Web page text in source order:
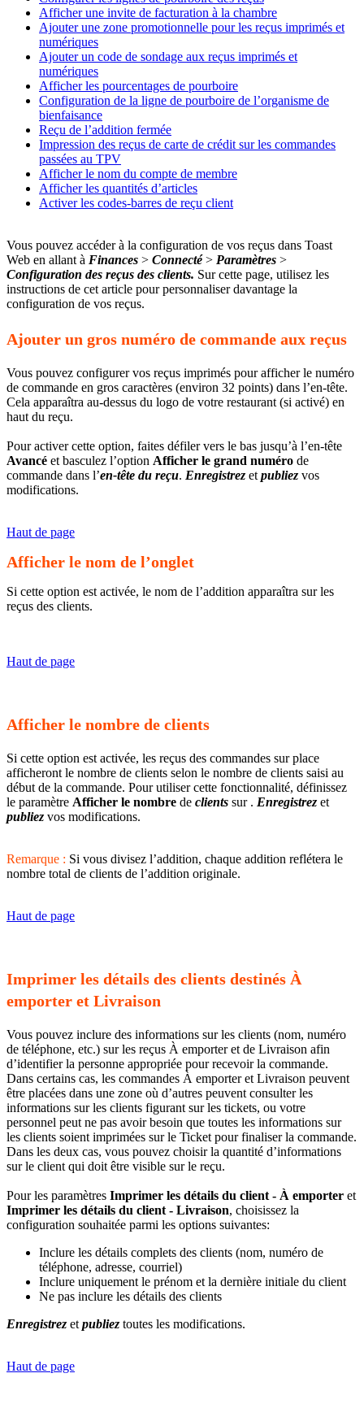
Afficher une invite de facturation à la chambre
Ajouter une zone promotionnelle pour les reçus imprimés et
numériques
Ajouter un code de sondage aux reçus imprimés et
numériques
Afficher les pourcentages de pourboire
Configuration de la ligne de pourboire de l’organisme de
bienfaisance
Reçu de l’addition fermée
Impression des reçus de carte de crédit sur les commandes
passées au TPV
Afficher le nom du compte de membre
Afficher les quantités d’articles
Activer les codes-barres de reçu client
Vous pouvez accéder à la configuration de vos reçus dans Toast
Web en allant à Finances > Connecté> Paramètres >
Configuration des reçus des clients. Sur cette page, utilisez les
instructions de cet article pour personnaliser davantage la
configuration de vos reçus.
Ajouter un gros numéro de commande aux reçus
Vous pouvez configurer vos reçus imprimés pour afficher le numéro
de commande en gros caractères (environ 32 points) dans l’en-tête.
Cela apparaîtra au-dessus du logo de votre restaurant (si activé) en
haut du reçu.
Pour activer cette option, faites défiler vers le bas jusqu’à l’en-tête
Avancé et basculez l’option Afficher le grand numéro de
commande dans l’en-tête du reçu. Enregistrez et publiez vos
modifications.
Haut de page
Afficher le nom de l’onglet
Si cette option est activée, le nom de l’addition apparaîtra sur les
reçus des clients.
Haut de page
Afficher le nombre de clients
Si cette option est activée, les reçus des commandes sur place
afficheront le nombre de clients selon le nombre de clients saisi au
début de la commande. Pour utiliser cette fonctionnalité, définissez
le paramètre Afficher le nombre de clients sur . Enregistrez et
publiez vos modifications.
Remarque : Si vous divisez l’addition, chaque addition reflétera le
nombre total de clients de l’addition originale.
Haut de page
Imprimer les détails des clients destinés À
emporter et Livraison
Vous pouvez inclure des informations sur les clients (nom, numéro
de téléphone, etc.) sur les reçus À emporter et de Livraison afin
d’identifier la personne appropriée pour recevoir la commande.
Dans certains cas, les commandes À emporter et Livraison peuvent
être placées dans une zone où d’autres peuvent consulter les
informations sur les clients figurant sur les tickets, ou votre
personnel peut ne pas avoir besoin que toutes les informations sur
les clients soient imprimées sur le Ticket pour finaliser la commande.
Dans les deux cas, vous pouvez choisir la quantité d’informations
sur le client qui doit être visible sur le reçu.
Pour les paramètres Imprimer les détails du client - À emporter et
Imprimer les détails du client - Livraison, choisissez la
configuration souhaitée parmi les options suivantes:
Inclure les détails complets des clients (nom, numéro de
téléphone, adresse, courriel)
Inclure uniquement le prénom et la dernière initiale du client
Ne pas inclure les détails des clients
Enregistrez et publiez toutes les modifications.
Haut de page